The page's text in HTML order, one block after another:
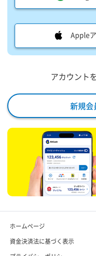
Apple
アカウント
新規会
ホームページ
資金決済法に基づく表示